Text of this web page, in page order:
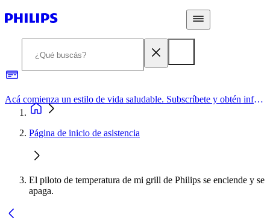
Acá comienza un estilo de vida saludable. Subscríbete y obtén información de primera mano
Página de inicio de asistencia
El piloto de temperatura de mi grill de Philips se enciende y se
apaga.